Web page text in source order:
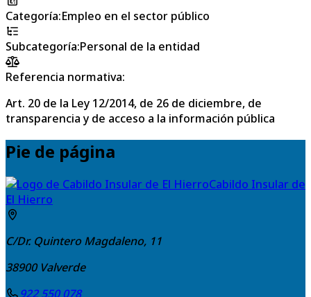
Categoría:Empleo en el sector público
Subcategoría:Personal de la entidad
Referencia normativa:
Art. 20 de la Ley 12/2014, de 26 de diciembre, de
transparencia y de acceso a la información pública
Pie de página
Cabildo Insular de
El Hierro
C/Dr. Quintero Magdaleno, 11
38900 Valverde
922 550 078